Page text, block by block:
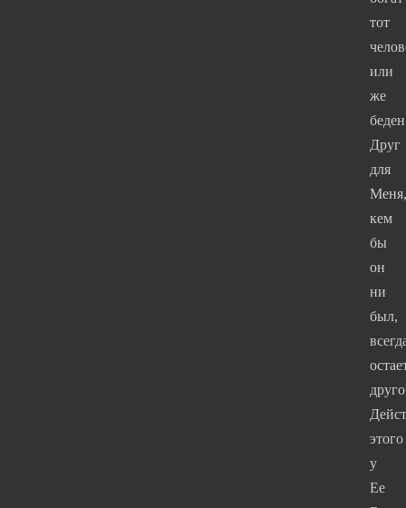
тот
или
же
Друг
для
Меня,
кем
бы
он
ни
был,
этого
у
Ее